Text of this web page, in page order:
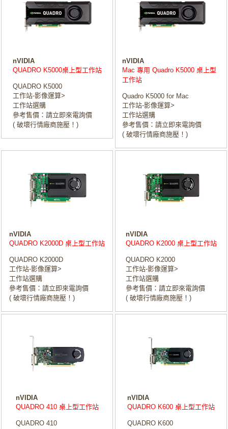
nVIDIA
QUADRO K5000桌上型工作站
QUADRO K5000
工作站-影像運算>
工作站選購
參考售價：請立即來電詢價
( 破壞行情廠商施壓！)
nVIDIA
Mac 專用 Quadro K5000 桌上型
工作站
Quadro K5000 for Mac
工作站-影像運算>
工作站選購
參考售價：請立即來電詢價
( 破壞行情廠商施壓！)
nVIDIA
QUADRO K2000D 桌上型工作站
QUADRO K2000D
工作站-影像運算>
工作站選購
參考售價：請立即來電詢價
( 破壞行情廠商施壓！)
nVIDIA
QUADRO K2000 桌上型工作站
QUADRO K2000
工作站-影像運算>
工作站選購
參考售價：請立即來電詢價
( 破壞行情廠商施壓！)
nVIDIA
QUADRO 410 桌上型工作站
QUADRO 410
nVIDIA
QUADRO K600 桌上型工作站
QUADRO K600